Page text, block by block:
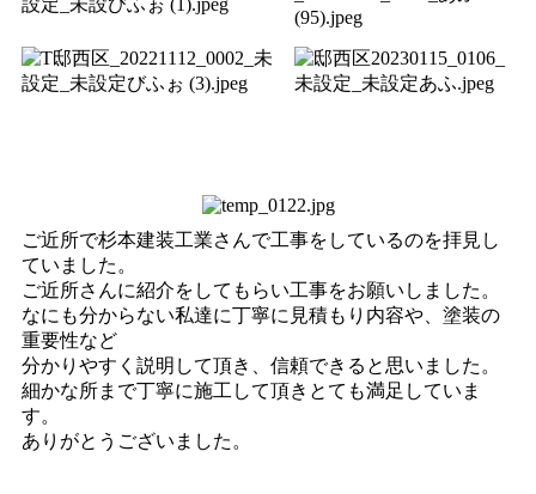
ご近所で杉本建装工業さんで工事をしているのを拝見し
ていました。
ご近所さんに紹介をしてもらい工事をお願いしました。
なにも分からない私達に丁寧に見積もり内容や、塗装の
重要性など
分かりやすく説明して頂き、信頼できると思いました。
細かな所まで丁寧に施工して頂きとても満足していま
す。
ありがとうございました。